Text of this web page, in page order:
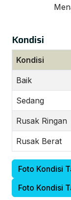
Kondisi
Kondisi
Baik
Sedang
Rusak Ringan
Rusak Berat
Foto Kondisi
Foto Kondisi